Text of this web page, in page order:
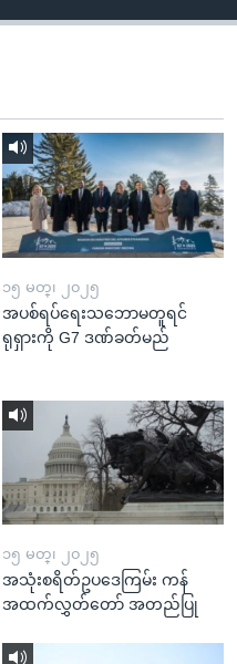
၁၅ မတ္၊ ၂၀၂၅
အပစ်ရပ်ရေးသဘောမတူရင်
ရုရှားကို G7 ဒဏ်ခတ်မည်
၁၅ မတ္၊ ၂၀၂၅
အသုံးစရိတ်ဥပဒေကြမ်း ကန်
အထက်လွှတ်တော် အတည်ပြု